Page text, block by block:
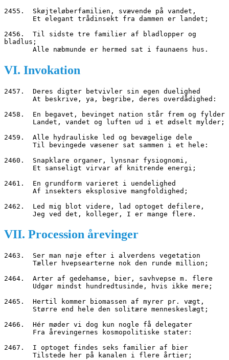
2455.  Skøjteløberfamilien, svævende på vandet,
       Et elegant trådinsekt fra dammen er landet;
2456.  Til sidste tre familier af bladlopper og
bladlus;
       Alle næbmunde er hermed sat i faunaens hus.
VI. Invokation
2457.  Deres digter betvivler sin egen duelighed
       At beskrive, ya, begribe, deres overdådighed:
2458.  En begavet, bevinget nation står frem og fylder
       Landet, vandet og luften ud i et ødselt mylder;
2459.  Alle hydrauliske led og bevægelige dele
       Til bevingede væsener sat sammen i et hele:
2460.  Snapklare organer, lynsnar fysiognomi,
       Et sanseligt virvar af knitrende energi;
2461.  En grundform varieret i uendelighed
       Af insekters eksplosive mangfoldighed;
2462.  Led mig blot videre, lad optoget defilere,
       Jeg ved det, kolleger, I er mange flere.
VII. Procession årevinger
2463.  Ser man nøje efter i alverdens vegetation
       Tæller hvepsearterne nok den runde million;
2464.  Arter af gedehamse, bier, savhvepse m. flere
       Udgør mindst hundredtusinde, hvis ikke mere;
2465.  Hertil kommer biomassen af myrer pr. vægt,
       Større end hele den solitære menneskeslægt;
2466.  Hér møder vi dog kun nogle få delegater
       Fra årevingernes kosmopolitiske stater:
2467.  I optoget findes seks familier af bier
       Tilstede her på kanalen i flere årtier;